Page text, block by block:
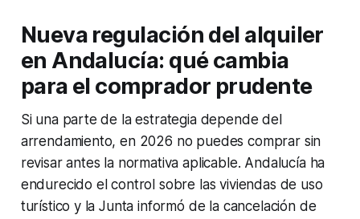
Nueva regulación del alquiler
en Andalucía: qué cambia
para el comprador prudente
Si una parte de la estrategia depende del
arrendamiento, en 2026 no puedes comprar sin
revisar antes la normativa aplicable. Andalucía ha
endurecido el control sobre las viviendas de uso
turístico y la Junta informó de la cancelación de